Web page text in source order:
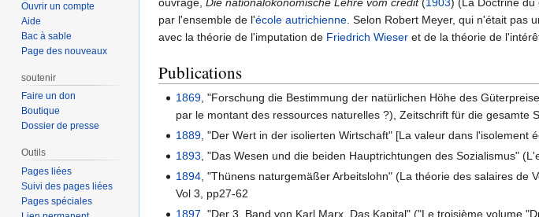
ouvrage, Die nationalökonomische Lehre vom crédit(1903) (La Doctrine du
par l'ensemble de l'école autrichienne. Selon Robert Meyer, qui n'était pas
avec la théorie de l'imputation de Friedrich Wieser et de la théorie de
Publications
1869 , "Forschung die Bestimmung der natürlichen Höhe des
par le montant des ressources naturelles ?), Zeitschrift für die gesamte
1889 , "Der Wert in der isolierten Wirtschaft" [La valeur dans l'isolement
1893 , "Das Wesen und die beiden Hauptrichtungen des Sozialismus"
1894, "Thünens naturgemäßer Arbeitslohn" (La théorie des salaires de
Vol 3, pp27-62
1897, "Der 3. Band von Karl Marx. Das Kapital" ("Le troisième volume
Ouvrir un compte
Aide
Bac à sable
Page des nouveaux
soutenir
Faire un don
Boutique
Dossier de presse
Outils
Pages liées
Suivi des pages liées
Pages spéciales